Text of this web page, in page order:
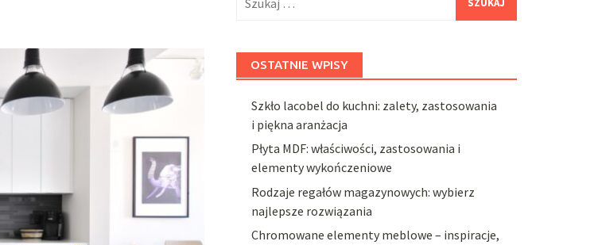
OSTATNIE WPISY
Szkło lacobel do kuchni: zalety, zastosowania
i piękna aranżacja
Płyta MDF: właściwości, zastosowania i
elementy wykończeniowe
Rodzaje regałów magazynowych: wybierz
najlepsze rozwiązania
Chromowane elementy meblowe – inspiracje,